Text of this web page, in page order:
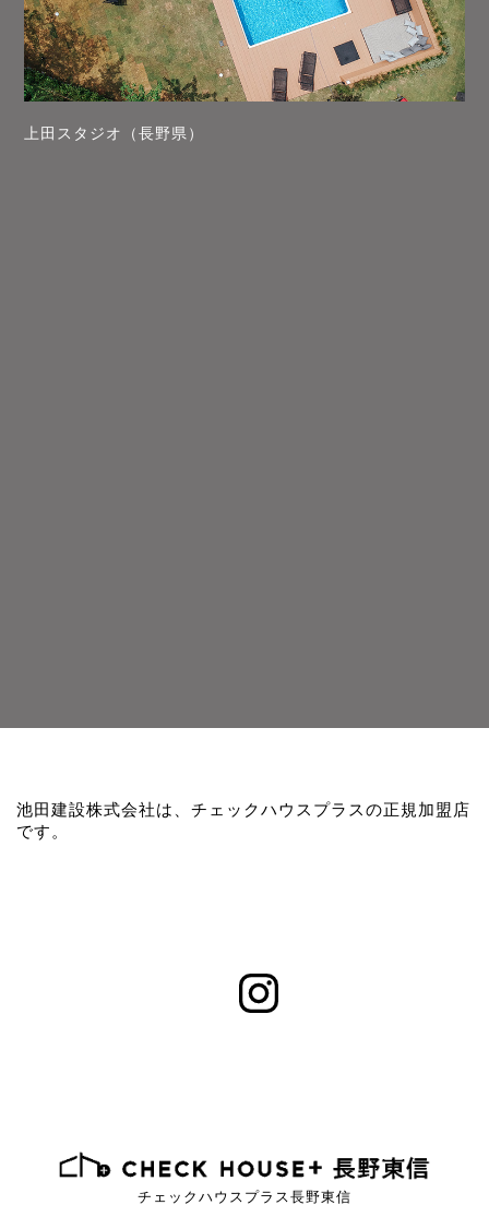
上田スタジオ（長野県）
池田建設株式会社は、チェックハウスプラスの正規加盟店
です。
チェックハウスプラス長野東信